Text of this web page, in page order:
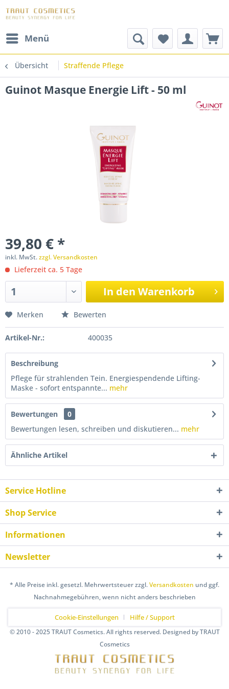
Menü
Übersicht Straffende Pflege
Guinot Masque Energie Lift - 50 ml
39,80 € *
inkl. MwSt.zzgl. Versandkosten
Lieferzeit ca. 5 Tage
In den Warenkorb
Merken Bewerten
Artikel-Nr.: 400035
Beschreibung
Pflege für strahlenden Tein. Energiespendende Lifting-
Maske - sofort entspannte... mehr
Bewertungen
0
Bewertungen lesen, schreiben und diskutieren... mehr
Ähnliche Artikel
Service Hotline
Shop Service
Informationen
Newsletter
* Alle Preise inkl. gesetzl. Mehrwertsteuer zzgl.Versandkosten und ggf.
Nachnahmegebühren, wenn nicht anders beschrieben
Cookie-Einstellungen Hilfe / Support
© 2010 - 2025 TRAUT Cosmetics. All rights reserved. Designed by TRAUT
Cosmetics